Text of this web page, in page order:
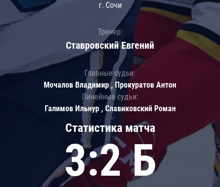
Статистика матча
3:2 Б
г. Сочи
Тренер:
Ставровский Евгений
Главные судьи:
Мочалов Владимир , Прокуратов Антон
Линейные судьи:
Галимов Ильнур , Славиковский Роман